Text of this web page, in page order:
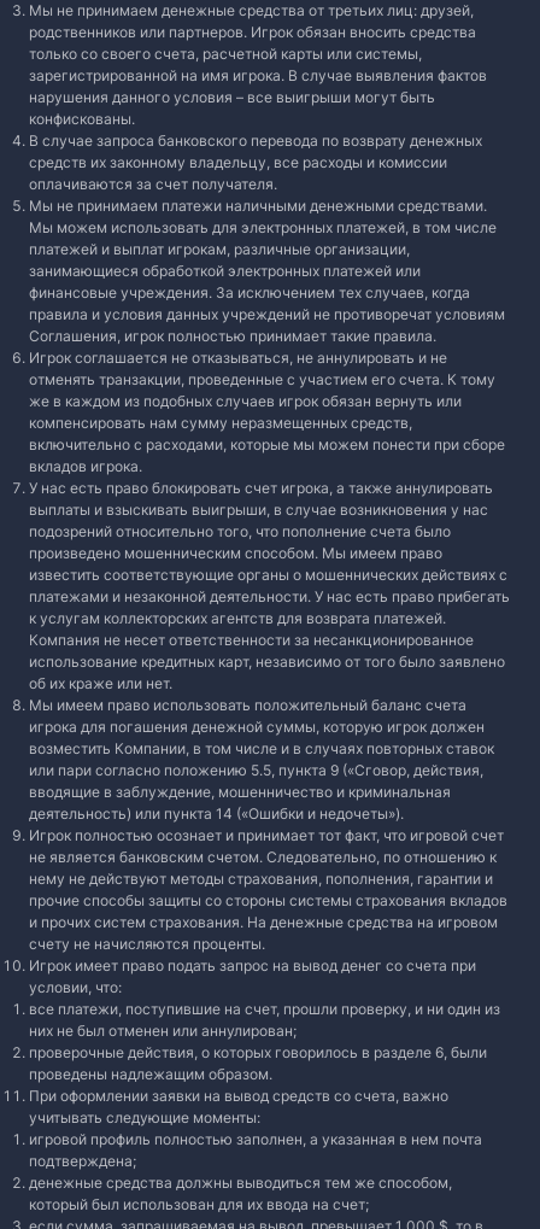
Мы не принимаем денежные средства от третьих лиц: друзей,
родственников или партнеров. Игрок обязан вносить средства
только со своего счета, расчетной карты или системы,
зарегистрированной на имя игрока. В случае выявления фактов
нарушения данного условия – все выигрыши могут быть
конфискованы.
В случае запроса банковского перевода по возврату денежных
средств их законному владельцу, все расходы и комиссии
оплачиваются за счет получателя.
Мы не принимаем платежи наличными денежными средствами.
Мы можем использовать для электронных платежей, в том числе
платежей и выплат игрокам, различные организации,
занимающиеся обработкой электронных платежей или
финансовые учреждения. За исключением тех случаев, когда
правила и условия данных учреждений не противоречат условиям
Соглашения, игрок полностью принимает такие правила.
Игрок соглашается не отказываться, не аннулировать и не
отменять транзакции, проведенные с участием его счета. К тому
же в каждом из подобных случаев игрок обязан вернуть или
компенсировать нам сумму неразмещенных средств,
включительно с расходами, которые мы можем понести при сборе
вкладов игрока.
У нас есть право блокировать счет игрока, а также аннулировать
выплаты и взыскивать выигрыши, в случае возникновения у нас
подозрений относительно того, что пополнение счета было
произведено мошенническим способом. Мы имеем право
известить соответствующие органы о мошеннических действиях с
платежами и незаконной деятельности. У нас есть право прибегать
к услугам коллекторских агентств для возврата платежей.
Компания не несет ответственности за несанкционированное
использование кредитных карт, независимо от того было заявлено
об их краже или нет.
Мы имеем право использовать положительный баланс счета
игрока для погашения денежной суммы, которую игрок должен
возместить Компании, в том числе и в случаях повторных ставок
или пари согласно положению 5.5, пункта 9 («Сговор, действия,
вводящие в заблуждение, мошенничество и криминальная
деятельность) или пункта 14 («Ошибки и недочеты»).
Игрок полностью осознает и принимает тот факт, что игровой счет
не является банковским счетом. Следовательно, по отношению к
нему не действуют методы страхования, пополнения, гарантии и
прочие способы защиты со стороны системы страхования вкладов
и прочих систем страхования. На денежные средства на игровом
счету не начисляются проценты.
Игрок имеет право подать запрос на вывод денег со счета при
условии, что:
все платежи, поступившие на счет, прошли проверку, и ни один из
них не был отменен или аннулирован;
проверочные действия, о которых говорилось в разделе 6, были
проведены надлежащим образом.
При оформлении заявки на вывод средств со счета, важно
учитывать следующие моменты:
игровой профиль полностью заполнен, а указанная в нем почта
подтверждена;
денежные средства должны выводиться тем же способом,
который был использован для их ввода на счет;